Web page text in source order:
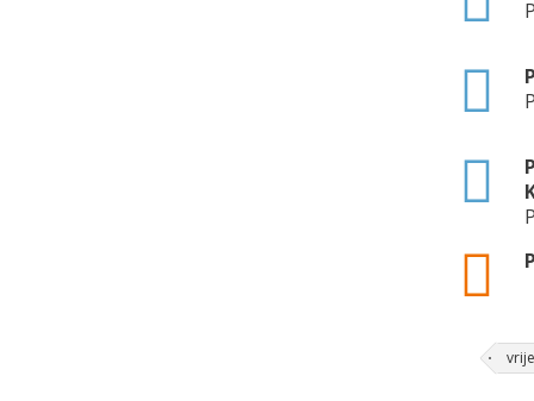
html
html
json